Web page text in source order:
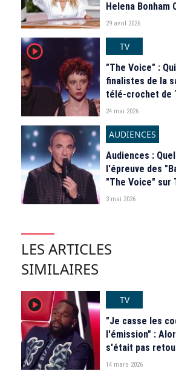
Helena Bonham
la série, Laura
29 avril 2026
player2
TV
"The Voice" :
finalistes de la
télé-crochet de
24 mai 2026
AUDIENCES
Audiences :
l'épreuve des
"The Voice" sur
3 mai 2026
LES ARTICLES
SIMILAIRES
player2
TV
"Je casse les
l'émission" :
s'était pas
rattrape un
14 mars 2026